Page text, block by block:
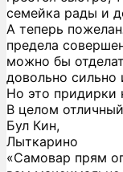
семейка рады и
А теперь пожелан
предела
можно бы
довольно сильно
Но это придирки
В целом
Бул Кин,
Лыткарино
«Самовар прям